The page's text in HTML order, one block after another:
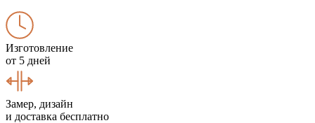
Изготовление
от 5 дней
Замер, дизайн
и доставка бесплатно